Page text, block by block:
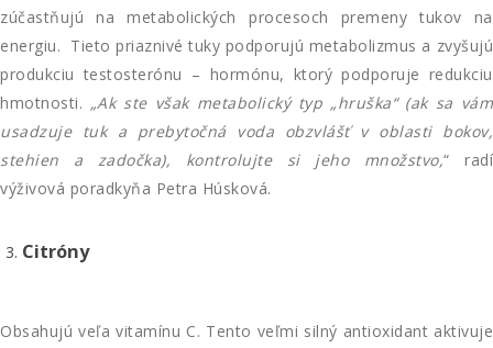
zúčastňujú na metabolických procesoch premeny tukov na
energiu. Tieto priaznivé tuky podporujú metabolizmus a zvyšujú
produkciu testosterónu – hormónu, ktorý podporuje redukciu
hmotnosti. „Ak ste však metabolický typ „hruška“ (ak sa vám
usadzuje tuk a prebytočná voda obzvlášť v oblasti bokov,
stehien a zadočka), kontrolujte si jeho množstvo,“ radí
výživová poradkyňa Petra Húsková.
Citróny
Obsahujú veľa vitamínu C. Tento veľmi silný antioxidant aktivuje